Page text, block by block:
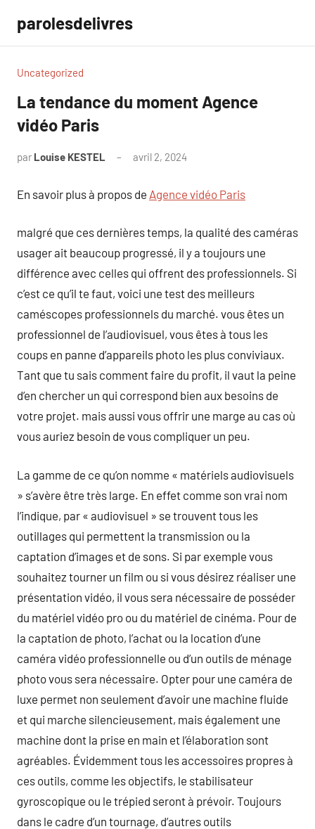
contenu
parolesdelivres
Uncategorized
La tendance du moment Agence
vidéo Paris
par Louise KESTEL avril 2, 2024
En savoir plus à propos de Agence vidéo Paris
malgré que ces dernières temps, la qualité des caméras
usager ait beaucoup progressé, il y a toujours une
différence avec celles qui offrent des professionnels. Si
c’est ce qu’il te faut, voici une test des meilleurs
caméscopes professionnels du marché. vous êtes un
professionnel de l’audiovisuel, vous êtes à tous les
coups en panne d’appareils photo les plus conviviaux.
Tant que tu sais comment faire du profit, il vaut la peine
d’en chercher un qui correspond bien aux besoins de
votre projet. mais aussi vous offrir une marge au cas où
vous auriez besoin de vous compliquer un peu.
La gamme de ce qu’on nomme « matériels audiovisuels
» s’avère être très large. En effet comme son vrai nom
l’indique, par « audiovisuel » se trouvent tous les
outillages qui permettent la transmission ou la
captation d’images et de sons. Si par exemple vous
souhaitez tourner un film ou si vous désirez réaliser une
présentation vidéo, il vous sera nécessaire de posséder
du matériel vidéo pro ou du matériel de cinéma. Pour de
la captation de photo, l’achat ou la location d’une
caméra vidéo professionnelle ou d’un outils de ménage
photo vous sera nécessaire. Opter pour une caméra de
luxe permet non seulement d’avoir une machine fluide
et qui marche silencieusement, mais également une
machine dont la prise en main et l’élaboration sont
agréables. Évidemment tous les accessoires propres à
ces outils, comme les objectifs, le stabilisateur
gyroscopique ou le trépied seront à prévoir. Toujours
dans le cadre d’un tournage, d’autres outils